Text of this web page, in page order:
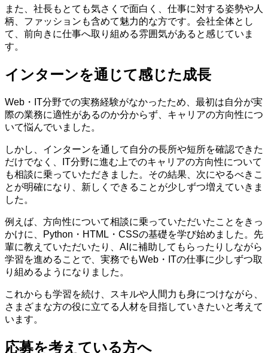
また、社長もとても気さくで面白く、仕事に対する姿勢や人
柄、ファッションも含めて魅力的な方です。会社全体とし
て、前向きに仕事へ取り組める雰囲気があると感じていま
す。
インターンを通じて感じた成長
Web・IT分野での実務経験がなかったため、最初は自分が実
際の業務に適性があるのか分からず、キャリアの方向性につ
いて悩んでいました。
しかし、インターンを通して自分の長所や短所を確認できた
だけでなく、IT分野に進む上でのキャリアの方向性について
も相談に乗っていただきました。その結果、次にやるべきこ
とが明確になり、新しくできることが少しずつ増えていきま
した。
例えば、方向性について相談に乗っていただいたことをきっ
かけに、Python・HTML・CSSの基礎を学び始めました。先
輩に教えていただいたり、AIに補助してもらったりしながら
学習を進めることで、実務でもWeb・ITの仕事に少しずつ取
り組めるようになりました。
これからも学習を続け、スキルや人間力も身につけながら、
さまざまな方の役に立てる人材を目指していきたいと考えて
います。
応募を考えている方へ